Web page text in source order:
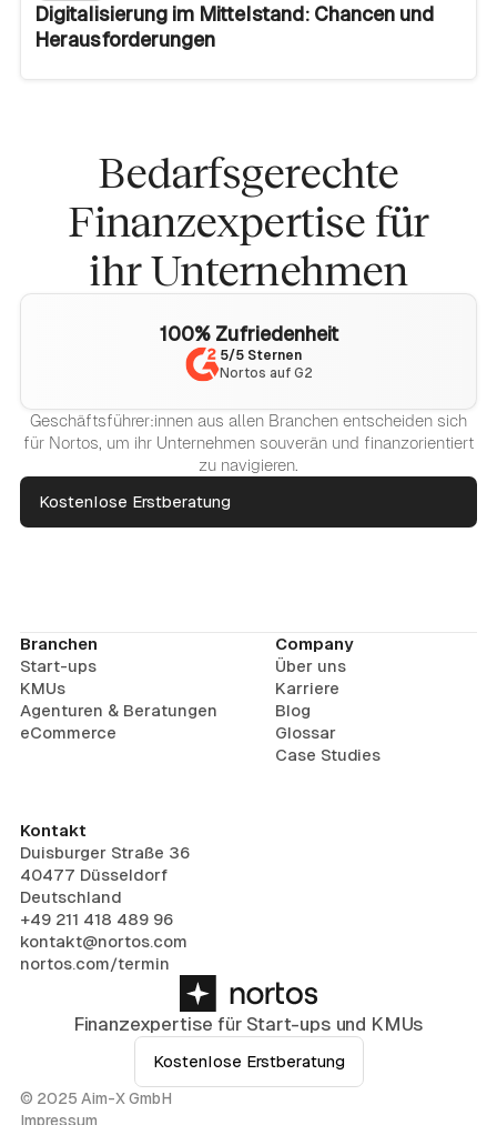
Digitalisierung im Mittelstand: Chancen und
Herausforderungen
Bedarfsgerechte
Finanzexpertise für
ihr Unternehmen
100% Zufriedenheit
5/5 Sternen
Nortos auf G2
Geschäftsführer:innen aus allen Branchen entscheiden sich
für Nortos, um ihr Unternehmen souverän und finanzorientiert
zu navigieren.
Kostenlose Erstberatung
Finanzexpertise für Start-ups und KMUs
Kostenlose Erstberatung
Branchen
Start-ups
KMUs
Agenturen & Beratungen
eCommerce
Company
Über uns
Karriere
Blog
Glossar
Case Studies
Kontakt
Duisburger Straße 36
40477 Düsseldorf
Deutschland
+49 211 418 489 96
kontakt@nortos.com
nortos.com/termin
© 2025 Aim-X GmbH
Impressum